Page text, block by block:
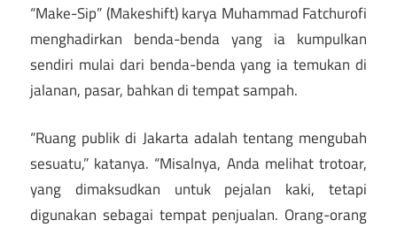
“Make-Sip” (Makeshift) karya Muhammad Fatchurofi
menghadirkan benda-benda yang ia kumpulkan
sendiri mulai dari benda-benda yang ia temukan di
jalanan, pasar, bahkan di tempat sampah.
“Ruang publik di Jakarta adalah tentang mengubah
sesuatu,” katanya. “Misalnya, Anda melihat trotoar,
yang dimaksudkan untuk pejalan kaki, tetapi
digunakan sebagai tempat penjualan. Orang-orang